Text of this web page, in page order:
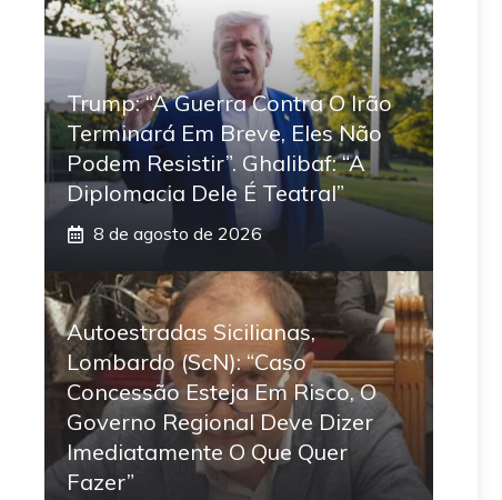
Trump: “A Guerra Contra O Irão
Terminará Em Breve, Eles Não
Podem Resistir”. Ghalibaf: “A
Diplomacia Dele É Teatral”
8 de agosto de 2026
Autoestradas Sicilianas,
Lombardo (ScN): “Caso
Concessão Esteja Em Risco, O
Governo Regional Deve Dizer
Imediatamente O Que Quer
Fazer”